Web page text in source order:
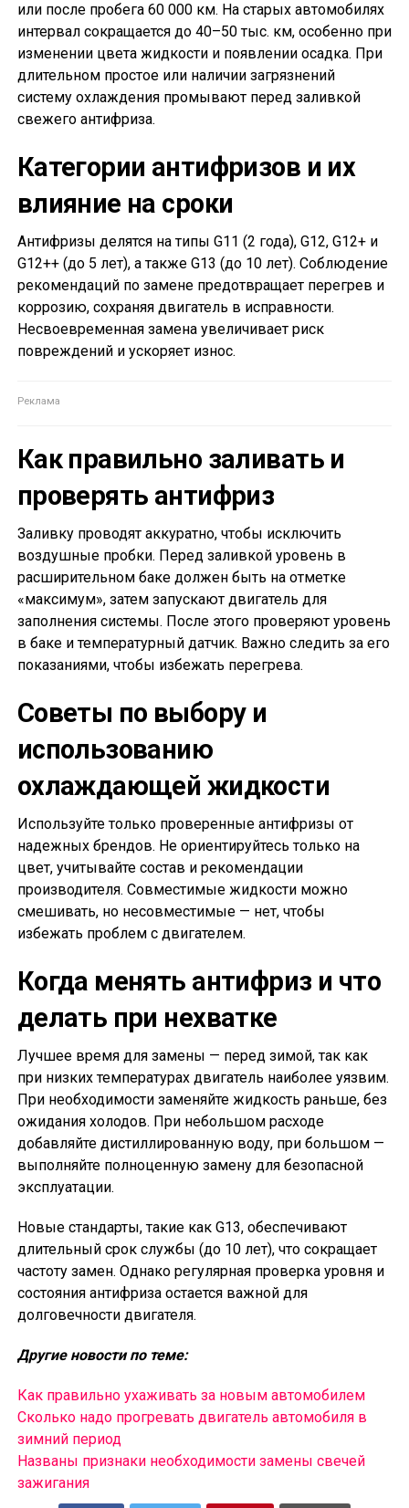
или после пробега 60 000 км. На старых автомобилях
интервал сокращается до 40–50 тыс. км, особенно при
изменении цвета жидкости и появлении осадка. При
длительном простое или наличии загрязнений
систему охлаждения промывают перед заливкой
свежего антифриза.
Категории антифризов и их
влияние на сроки
Антифризы делятся на типы G11 (2 года), G12, G12+ и
G12++ (до 5 лет), а также G13 (до 10 лет). Соблюдение
рекомендаций по замене предотвращает перегрев и
коррозию, сохраняя двигатель в исправности.
Несвоевременная замена увеличивает риск
повреждений и ускоряет износ.
Как правильно заливать и
проверять антифриз
Заливку проводят аккуратно, чтобы исключить
воздушные пробки. Перед заливкой уровень в
расширительном баке должен быть на отметке
«максимум», затем запускают двигатель для
заполнения системы. После этого проверяют уровень
в баке и температурный датчик. Важно следить за его
показаниями, чтобы избежать перегрева.
Советы по выбору и
использованию
охлаждающей жидкости
Используйте только проверенные антифризы от
надежных брендов. Не ориентируйтесь только на
цвет, учитывайте состав и рекомендации
производителя. Совместимые жидкости можно
смешивать, но несовместимые — нет, чтобы
избежать проблем с двигателем.
Когда менять антифриз и что
делать при нехватке
Лучшее время для замены — перед зимой, так как
при низких температурах двигатель наиболее уязвим.
При необходимости заменяйте жидкость раньше, без
ожидания холодов. При небольшом расходе
добавляйте дистиллированную воду, при большом —
выполняйте полноценную замену для безопасной
эксплуатации.
Новые стандарты, такие как G13, обеспечивают
длительный срок службы (до 10 лет), что сокращает
частоту замен. Однако регулярная проверка уровня и
состояния антифриза остается важной для
долговечности двигателя.
Другие новости по теме:
Как правильно ухаживать за новым автомобилем
Сколько надо прогревать двигатель автомобиля в
зимний период
Названы признаки необходимости замены свечей
зажигания